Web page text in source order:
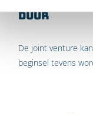
Duur
De joint venture
beginsel tevens